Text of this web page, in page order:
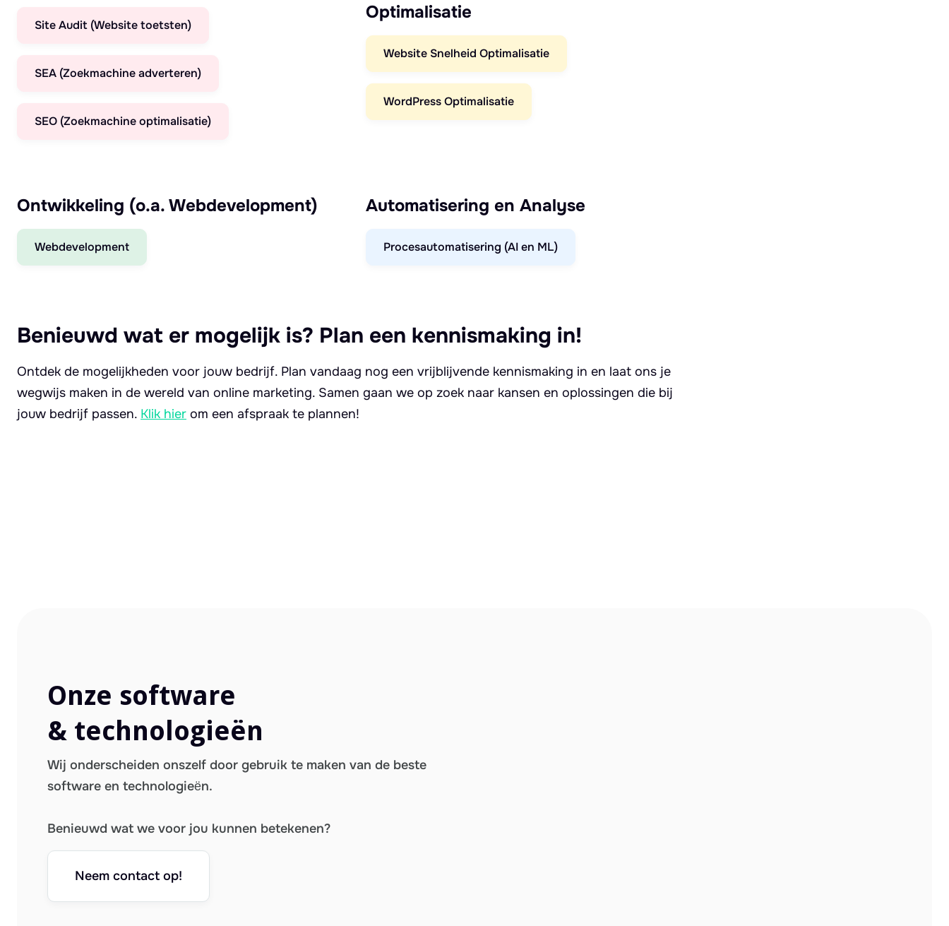
Site Audit (Website toetsten)
SEA (Zoekmachine adverteren)
SEO (Zoekmachine optimalisatie)
Optimalisatie
Website Snelheid Optimalisatie
WordPress Optimalisatie
Ontwikkeling (o.a. Webdevelopment)
Webdevelopment
Automatisering en Analyse
Procesautomatisering (AI en ML)
Benieuwd wat er mogelijk is? Plan een kennismaking in!
Ontdek de mogelijkheden voor jouw bedrijf. Plan vandaag nog een vrijblijvende kennismaking in en laat ons je
wegwijs maken in de wereld van online marketing. Samen gaan we op zoek naar kansen en oplossingen die bij
jouw bedrijf passen. Klik hier om een afspraak te plannen!
Onze software
& technologieën
Wij onderscheiden onszelf door gebruik te maken van de beste
software en technologieën.
Benieuwd wat we voor jou kunnen betekenen?
Neem contact op!